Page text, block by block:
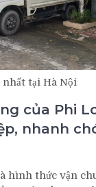
tại Hà Nội
của Phi
nhanh
hình thức vận